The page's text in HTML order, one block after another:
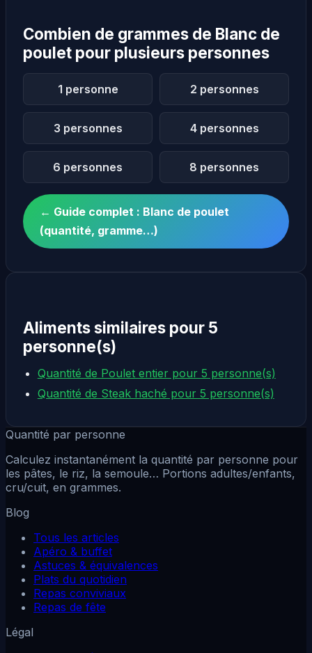
Combien de grammes de Blanc de
poulet pour plusieurs personnes
1 personne 2 personnes
3 personnes 4 personnes
6 personnes 8 personnes
← Guide complet : Blanc de poulet
(quantité, gramme…)
Aliments similaires pour 5
personne(s)
Quantité de Poulet entier pour 5 personne(s)
Quantité de Steak haché pour 5 personne(s)
Quantité par personne
Calculez instantanément la quantité par personne pour
les pâtes, le riz, la semoule… Portions adultes/enfants,
cru/cuit, en grammes.
Blog
Tous les articles
Apéro & buffet
Astuces & équivalences
Plats du quotidien
Repas conviviaux
Repas de fête
Légal